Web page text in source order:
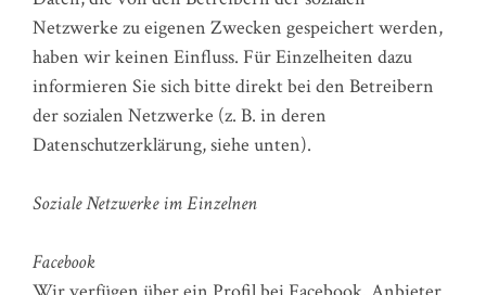
Netzwerke zu eigenen Zwecken gespeichert werden,
haben wir keinen Einfluss. Für Einzelheiten dazu
informieren Sie sich bitte direkt bei den Betreibern
der sozialen Netzwerke (z. B. in deren
Datenschutzerklärung, siehe unten).
Soziale Netzwerke im Einzelnen
Facebook